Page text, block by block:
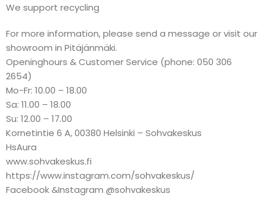
We support recycling
For more information, please send a message or visit our
showroom in Pitäjänmäki.
Openinghours & Customer Service (phone: 050 306
2654)
Mo-Fr: 10.00 – 18.00
Sa: 11.00 – 18.00
Su: 12.00 – 17.00
Kornetintie 6 A, 00380 Helsinki – Sohvakeskus
HsAura
www.sohvakeskus.fi
https://www.instagram.com/sohvakeskus/
Facebook &Instagram @sohvakeskus